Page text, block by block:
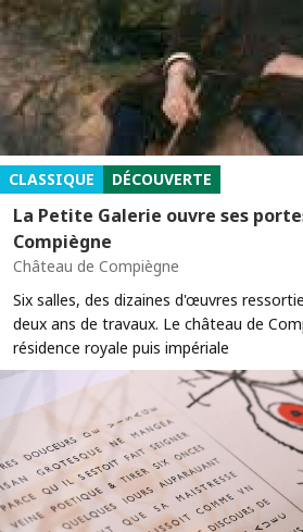
CLASSIQUE DÉCOUVERTE
La Petite Galerie ouvre ses
Compiègne
Château de Compiègne
Six salles, des dizaines d'œuvres
deux ans de travaux. Le château de
résidence royale puis impériale